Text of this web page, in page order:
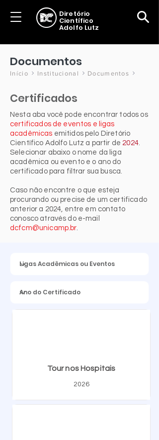
Diretório
Científico
Adolfo Lutz
Documentos
Início Institucional Documentos
Certificados
Nesta aba você pode encontrar todos os
certificados de eventos e ligas
acadêmicas emitidos pelo Diretório
Científico Adolfo Lutz a partir de 2024.
Selecionar abaixo o nome da liga
acadêmica ou evento e o ano do
certificado para filtrar sua busca.
Caso não encontre o que esteja
procurando ou precise de um certificado
anterior a 2024, entre em contato
conosco através do e-mail
dcfcm@unicamp.br.
Tour nos Hospitais
2026